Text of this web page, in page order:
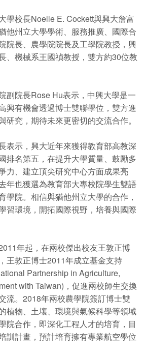
學校長Noelle E. Cockett與興大詹富
他州立大學學術、服務推廣、國際合
院長、農學院院長及工學院教授，興
、機械系王國禎教授，雙方約30位教
副院長Rose Hu表示，中興大學是一
興有機會透過博士雙聯學位，雙方進
研究，期待未來更密切的交流合作。
表示，興大近年來獲得教育部高教深
排名第五，在提升大學質量、鼓勵多
力、建立頂尖研究中心方面成果亮
年也獲選為教育部大專校院學生雙語
學院。相信與猶他州立大學的合作，
習環境，開拓國際視野，培養與國際
年起，在兩校傑出校友王敦正博
王敦正博士2011年成立基金支持
Partnership in Agriculture,
with Taiwan)，促進兩校師生交換
流。2018年兩校農學院簽訂博士雙
植物、土壤、環境與氣候科學等領域
院合作，即深化工程人才的培育，目
訓計畫，預計培育擁有專業航空學位